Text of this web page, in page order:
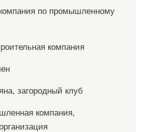
по промышленному
компания
загородный клуб
компания,